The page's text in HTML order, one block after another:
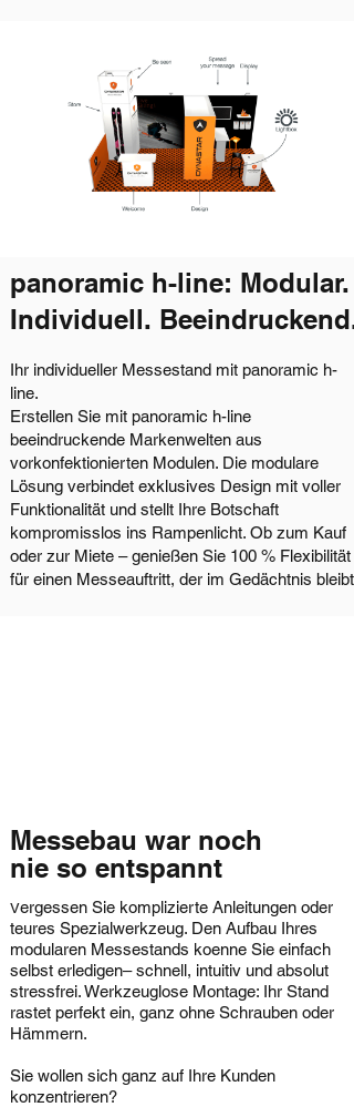
panoramic h-line: Modular.
Individuell. Beeindruckend.
​Ihr individueller Messestand mit panoramic h-
line.
Erstellen Sie mit panoramic h-line
beeindruckende Markenwelten aus
vorkonfektionierten Modulen. Die modulare
Lösung verbindet exklusives Design mit voller
Funktionalität und stellt Ihre Botschaft
kompromisslos ins Rampenlicht. Ob zum Kauf
oder zur Miete – genießen Sie 100 % Flexibilität
für einen Messeauftritt, der im Gedächtnis bleibt.
Messebau war noch
nie so entspannt
Vergessen Sie komplizierte Anleitungen oder
teures Spezialwerkzeug. Den Aufbau Ihres
modularen Messestands koenne Sie einfach
selbst erledigen– schnell, intuitiv und absolut
stressfrei.​ Werkzeuglose Montage: Ihr Stand
rastet perfekt ein, ganz ohne Schrauben oder
Hämmern.
Sie wollen sich ganz auf Ihre Kunden
konzentrieren?